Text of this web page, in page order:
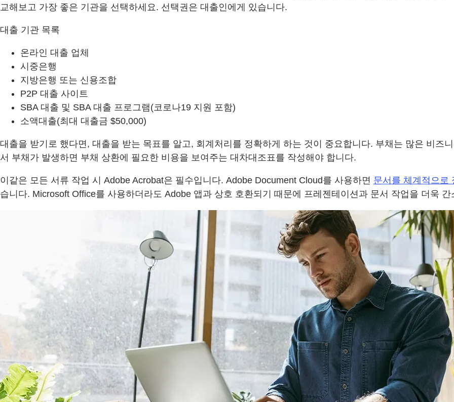
교해보고 가장 좋은 기관을 선택하세요. 선택권은 대출인에게 있습니다.
대출 기관 목록
온라인 대출 업체
시중은행
지방은행 또는 신용조합
P2P 대출 사이트
SBA 대출 및 SBA 대출 프로그램(코로나19 지원 포함)
소액대출(최대 대출금 $50,000)
대출을 받기로 했다면, 대출을 받는 목표를 알고, 회계처리를 정확하게 하는 것이 중요합니다. 부채는 많은 비즈
서 부채가 발생하면 부채 상환에 필요한 비용을 보여주는 대차대조표를 작성해야 합니다.
이같은 모든 서류 작업 시 Adobe Acrobat은 필수입니다. Adobe Document Cloud를 사용하면 문서를 체계적으로
습니다. Microsoft Office를 사용하더라도 Adobe 앱과 상호 호환되기 때문에 프레젠테이션과 문서 작업을 더욱